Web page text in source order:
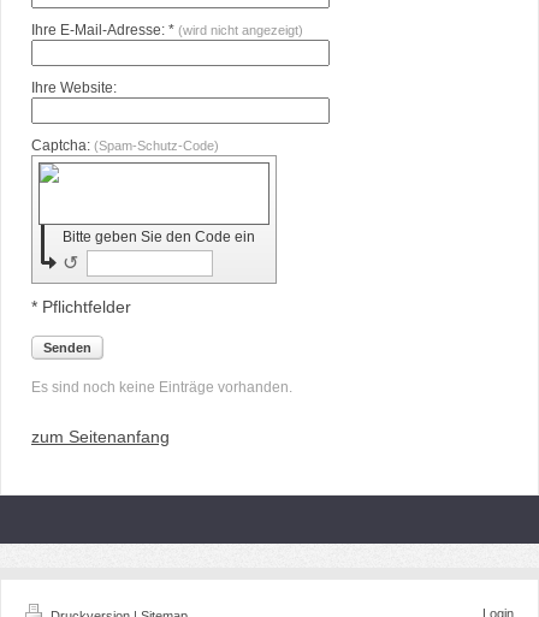
Ihre E-Mail-Adresse: * (wird nicht angezeigt)
Ihre Website:
Captcha: (Spam-Schutz-Code)
Bitte geben Sie den Code ein
↺
* Pflichtfelder
Senden
Es sind noch keine Einträge vorhanden.
zum Seitenanfang
Login